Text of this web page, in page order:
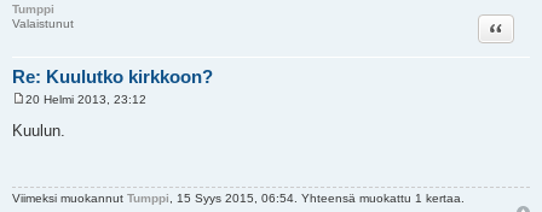
Tumppi
Valaistunut
Re: Kuulutko kirkkoon?
Lainaa
e
20 Helmi 2013, 23:12
Kuulun.
Viimeksi muokannut Tumppi, 15 Syys 2015, 06:54. Yhteensä muokattu 1 kertaa.